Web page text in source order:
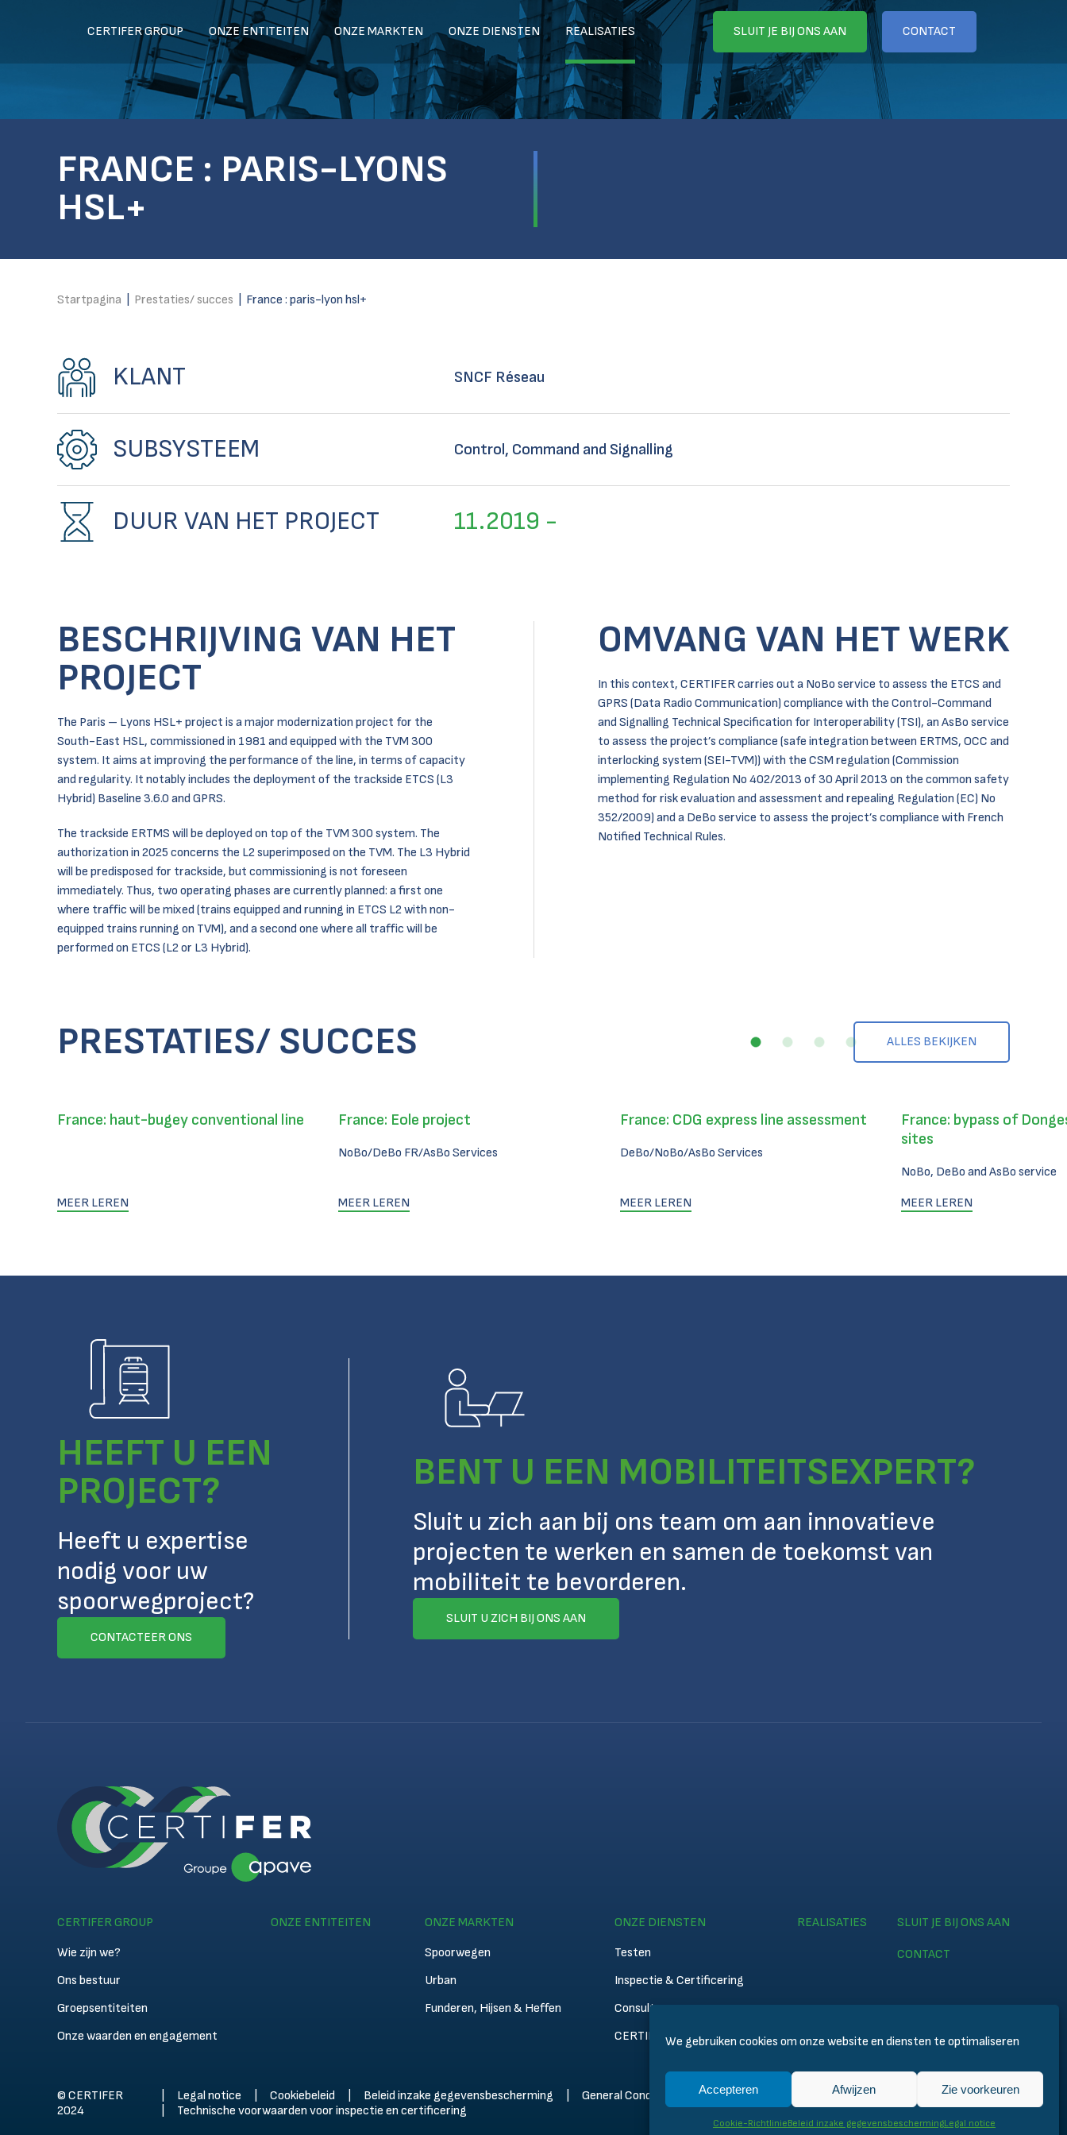
We gebruiken cookies om onze website en diensten te optimaliseren
Accepteren Afwijzen Zie voorkeuren
Cookie-RichtlinieBeleid inzake gegevensbeschermingLegal notice
CERTIFER GROUP ONZE ENTITEITEN ONZE MARKTEN ONZE DIENSTEN REALISATIES SLUIT JE BIJ ONS AAN CONTACT
FRANCE : PARIS-LYONS
HSL+
Startpagina Prestaties/ succes France : paris-lyon hsl+
KLANT SNCF Réseau
SUBSYSTEEM Control, Command and Signalling
DUUR VAN HET PROJECT 11.2019 -
BESCHRIJVING VAN HET
PROJECT
The Paris – Lyons HSL+ project is a major modernization project for the
South-East HSL, commissioned in 1981 and equipped with the TVM 300
system. It aims at improving the performance of the line, in terms of capacity
and regularity. It notably includes the deployment of the trackside ETCS (L3
Hybrid) Baseline 3.6.0 and GPRS.
The trackside ERTMS will be deployed on top of the TVM 300 system. The
authorization in 2025 concerns the L2 superimposed on the TVM. The L3 Hybrid
will be predisposed for trackside, but commissioning is not foreseen
immediately. Thus, two operating phases are currently planned: a first one
where traffic will be mixed (trains equipped and running in ETCS L2 with non-
equipped trains running on TVM), and a second one where all traffic will be
performed on ETCS (L2 or L3 Hybrid).
OMVANG VAN HET WERK
In this context, CERTIFER carries out a NoBo service to assess the ETCS and
GPRS (Data Radio Communication) compliance with the Control-Command
and Signalling Technical Specification for Interoperability (TSI), an AsBo service
to assess the project’s compliance (safe integration between ERTMS, OCC and
interlocking system (SEI-TVM)) with the CSM regulation (Commission
implementing Regulation No 402/2013 of 30 April 2013 on the common safety
method for risk evaluation and assessment and repealing Regulation (EC) No
352/2009) and a DeBo service to assess the project’s compliance with French
Notified Technical Rules.
PRESTATIES/ SUCCES ALLES BEKIJKEN
France: haut-bugey conventional line
MEER LEREN
France: Eole project
NoBo/DeBo FR/AsBo Services
MEER LEREN
France: CDG express line assessment
DeBo/NoBo/AsBo Services
MEER LEREN
France: bypass of
sites
NoBo, DeBo and AsBo service
MEER LEREN
HEEFT U EEN
PROJECT?
Heeft u expertise
nodig voor uw
spoorwegproject?
CONTACTEER ONS
BENT U EEN MOBILITEITSEXPERT?
Sluit u zich aan bij ons team om aan innovatieve
projecten te werken en samen de toekomst van
mobiliteit te bevorderen.
SLUIT U ZICH BIJ ONS AAN
CERTIFER GROUP
Wie zijn we?
Ons bestuur
Groepsentiteiten
Onze waarden en engagement
ONZE ENTITEITEN
ONZE MARKTEN
Spoorwegen
Urban
Funderen, Hijsen & Heffen
ONZE DIENSTEN
Testen
Inspectie & Certificering
Consultancy
CERTIFER Academy
REALISATIES SLUIT JE BIJ ONS AAN
CONTACT
© CERTIFER
2024
Legal notice Cookiebeleid Beleid inzake gegevensbescherming
General Conditions of Sales
Technische voorwaarden voor inspectie en certificering